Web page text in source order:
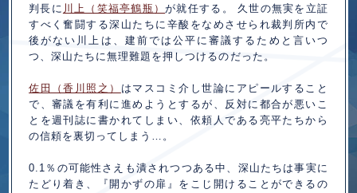
判長に 川上（笑福亭鶴瓶）が就任する。 久世の無実を立証
すべく奮闘する深山たちに辛酸をなめさせられ裁判所内で
後がない川上は、建前では公平に審議するためと言いつ
つ、深山たちに無理難題を押しつけるのだった。
佐田（香川照之） はマスコミ介し世論にアピールすること
で、審議を有利に進めようとするが、反対に都合が悪いこ
とを週刊誌に書かれてしまい、依頼人である亮平たちから
の信頼を裏切ってしまう…。
0.1％の可能性さえも潰されつつある中、深山たちは事実に
たどり着き、『開かずの扉』をこじ開けることができるの